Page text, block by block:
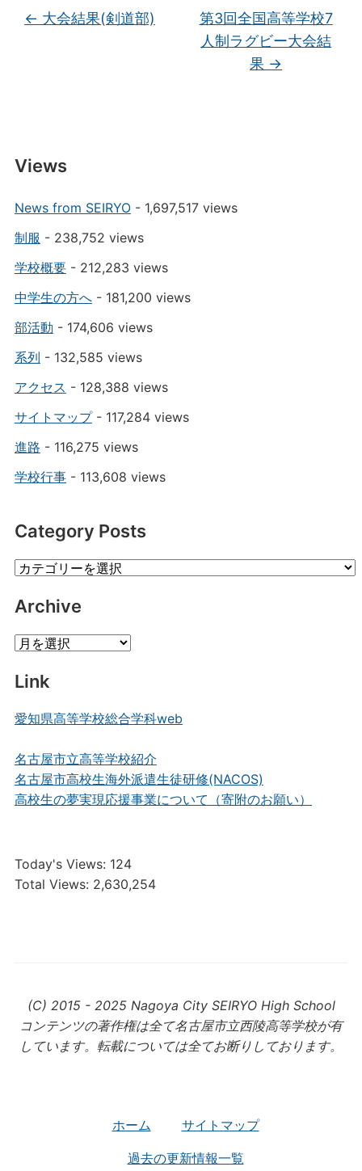
← 大会結果(剣道部)
第3回全国高等学校7
人制ラグビー大会結
果 →
Views
News from SEIRYO- 1,697,517 views
制服 - 238,752 views
学校概要- 212,283 views
中学生の方へ- 181,200 views
部活動 - 174,606 views
系列 - 132,585 views
アクセス - 128,388 views
サイトマップ- 117,284 views
進路 - 116,275 views
学校行事- 113,608 views
Category Posts
Category
Archive
Archive
Link
愛知県高等学校総合学科web
名古屋市立高等学校紹介
名古屋市高校生海外派遣生徒研修(NACOS)
高校生の夢実現応援事業について（寄附のお願い）
Today's Views: 124
Total Views: 2,630,254
(C) 2015 - 2025 Nagoya City SEIRYO High School
コンテンツの著作権は全て名古屋市立西陵高等学校が有
しています。転載については全てお断りしております。
ホーム サイトマップ
過去の更新情報一覧